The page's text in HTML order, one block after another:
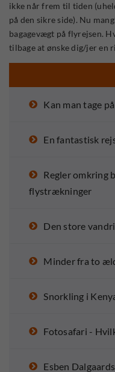
ikke når frem til tiden
på den sikre side). Nu
bagagevægt på flyrejsen.
tilbage at ønske dig/jer en
Kan man tage
En fantastisk
Regler omkring
flystrækninger
Den store
Minder fra to
Snorkling i
Fotosafari -
Esben